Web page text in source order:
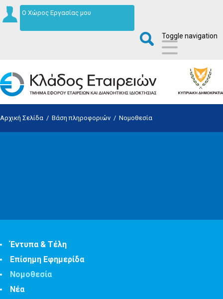
Ο Χώρος Εργασίας μου
Toggle navigation
Αρχική Σελίδα / Βάση πληροφοριών / Νομοθεσία
Έντυπα & Τέλη
Επίσημη Εφημερίδα
Νομοθεσία
Νέα